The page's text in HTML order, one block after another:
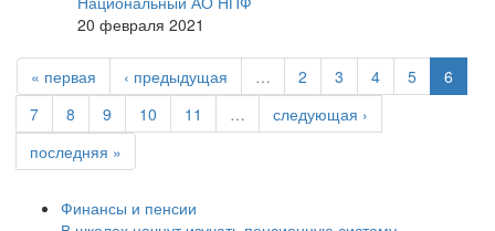
20 февраля 2021
« первая ‹ предыдущая … 2 3 4 5
6
7
8 9 10 11 …
следующая ›
последняя »
Финансы и пенсии